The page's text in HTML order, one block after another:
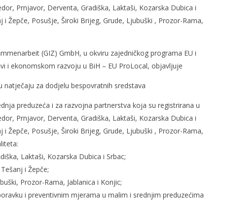
svjetskog rata i
Radio Hercegovina
14.
srpnja
Siroki.com
Prnjavor, Derventa, Gradiška, Laktaši, Kozarska Dubica i
i Žepče, Posušje, Široki Brijeg, Grude, Ljubuški , Prozor-Rama,
(GIZ) GmbH, u okviru zajedničkog programa EU i
i ekonomskom razvoju u BiH – EU ProLocal, objavljuje
natječaju za dodjelu bespovratnih sredstava
preduzeća i za razvojna partnerstva koja su registrirana u
Prnjavor, Derventa, Gradiška, Laktaši, Kozarska Dubica i
i Žepče, Posušje, Široki Brijeg, Grude, Ljubuški , Prozor-Rama,
Laktaši, Kozarska Dubica i Srbac;
i Žepče;
Prozor-Rama, Jablanica i Konjic;
i preventivnim mjerama u malim i srednjim preduzećima